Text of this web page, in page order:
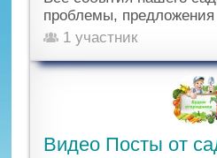
проблемы,
1 участник
Видео Посты от